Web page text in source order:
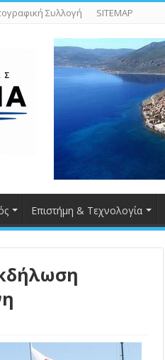
Συλλογή SITEMAP
Επιστήμη & Τεχνολογία